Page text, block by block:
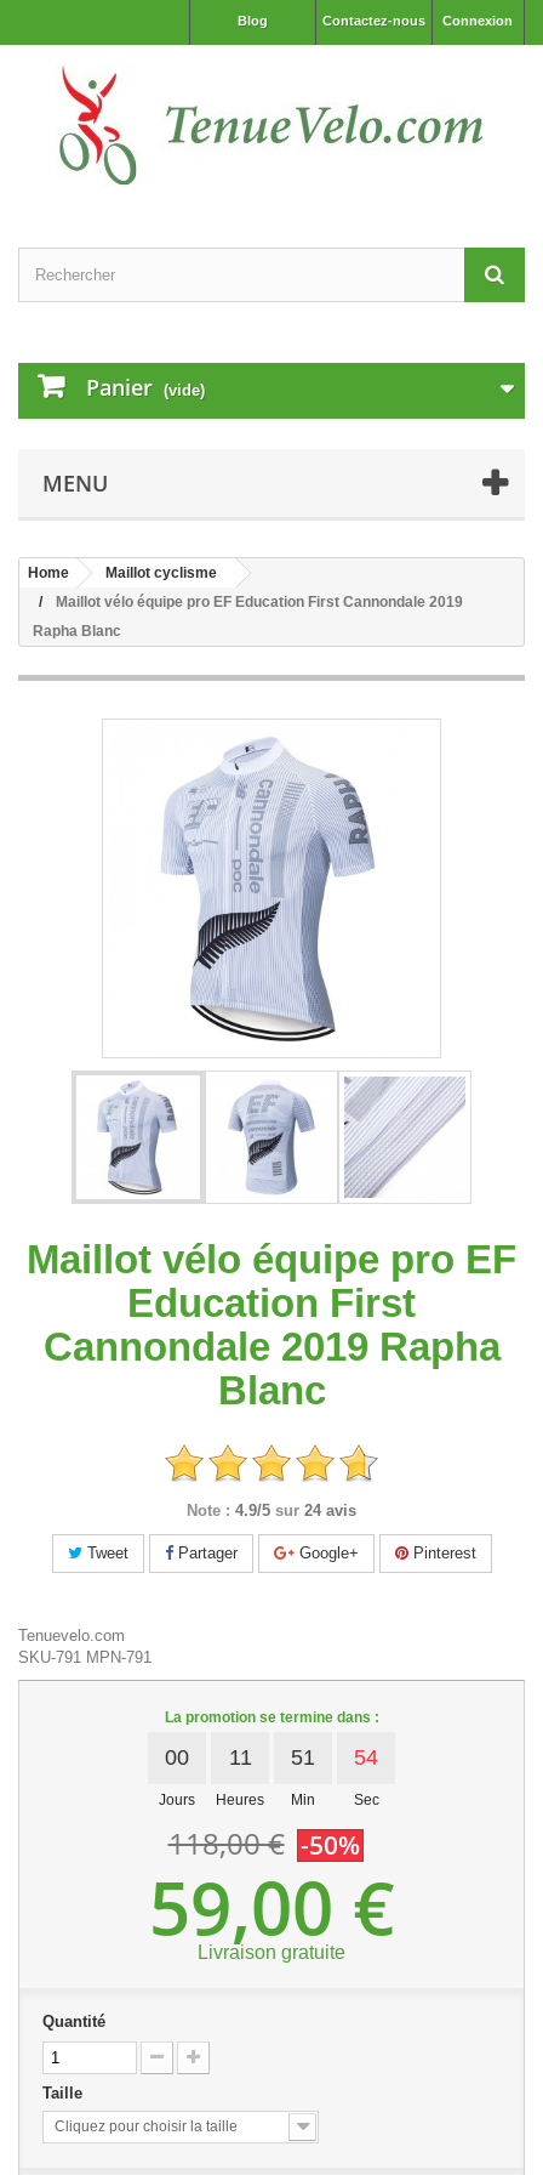
Connexion
Contactez-nous
Blog
Panier (vide)
MENU
Home
Maillot cyclisme
Maillot vélo équipe pro EF Education First Cannondale 2019
Rapha Blanc
Maillot vélo équipe pro EF
Education First
Cannondale 2019 Rapha
Blanc
Note : 4.9/5 sur 24 avis
Tweet Partager Google+ Pinterest
Tenuevelo.com
SKU-791 MPN-791
La promotion se termine dans :
00
Jours
11
Heures
51
Min
53
Sec
118,00 € -50%
59,00 €
Livraison gratuite
Quantité
Taille
Cliquez pour choisir la taille